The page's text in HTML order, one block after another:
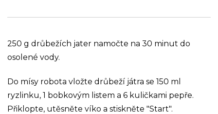
250 g drůbežích jater namočte na 30 minut do
osolené vody.
Do mísy robota vložte drůbeží játra se 150 ml
ryzlinku, 1 bobkovým listem a 6 kuličkami pepře.
Přiklopte, utěsněte víko a stiskněte "Start".